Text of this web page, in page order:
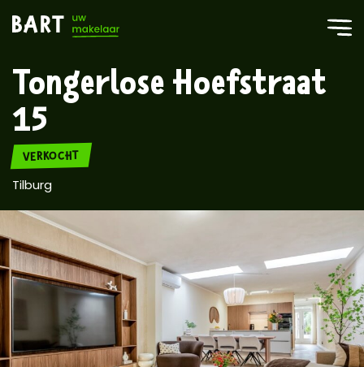
Tongerlose Hoefstraat
15
VERKOCHT
Tilburg